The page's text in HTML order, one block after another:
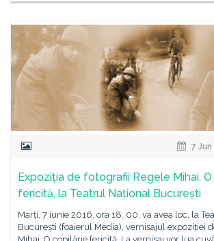
7
Expoziția de fotografii Regele Mihai.
fericită, la Teatrul Național București
Marți, 7 iunie 2016, ora 18. 00, va avea loc, la
București (foaierul Media), vernisajul expoziției